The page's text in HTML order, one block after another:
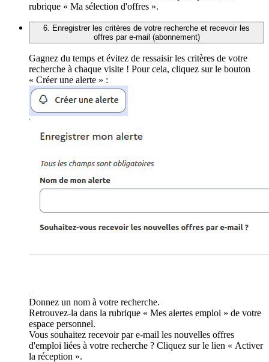
rubrique « Ma sélection d'offres ».
6. Enregistrer les critères de votre recherche et recevoir les
offres par e-mail (abonnement)
Gagnez du temps et évitez de ressaisir les critères de votre
recherche à chaque visite ! Pour cela, cliquez sur le bouton
« Créer une alerte » :
Donnez un nom à votre recherche.
Retrouvez-la dans la rubrique « Mes alertes emploi » de votre
espace personnel.
Vous souhaitez recevoir par e-mail les nouvelles offres
d'emploi liées à votre recherche ? Cliquez sur le lien « Activer
la réception ».